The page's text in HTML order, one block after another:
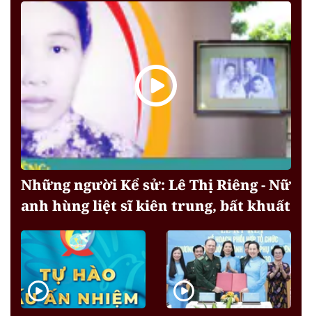
Những người Kể sử: Lê Thị Riêng - Nữ
anh hùng liệt sĩ kiên trung, bất khuất